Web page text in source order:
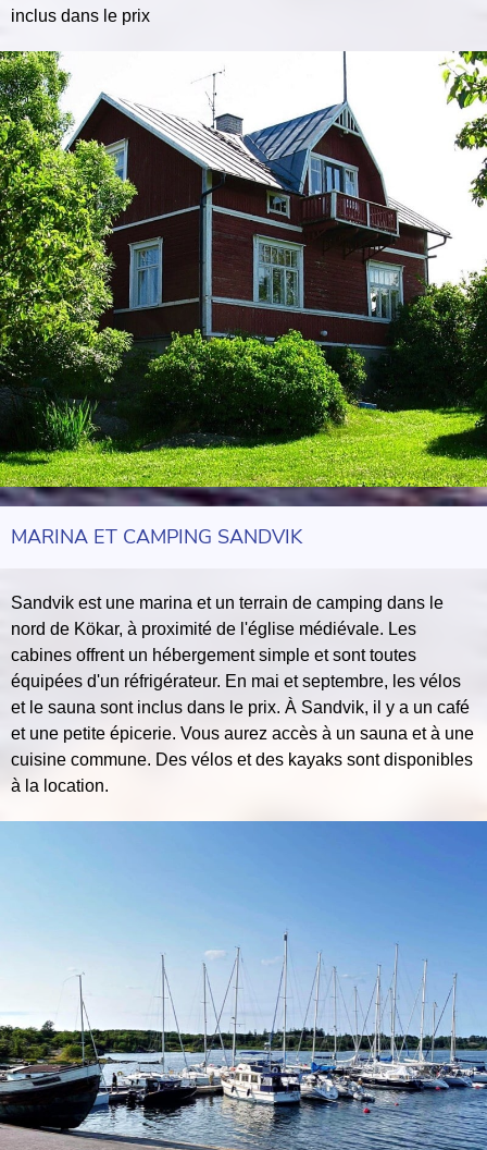
inclus dans le prix
MARINA ET CAMPING SANDVIK
Sandvik est une marina et un terrain de camping dans le
nord de Kökar, à proximité de l'église médiévale. Les
cabines offrent un hébergement simple et sont toutes
équipées d'un réfrigérateur. En mai et septembre, les vélos
et le sauna sont inclus dans le prix. À Sandvik, il y a un café
et une petite épicerie. Vous aurez accès à un sauna et à une
cuisine commune. Des vélos et des kayaks sont disponibles
à la location.